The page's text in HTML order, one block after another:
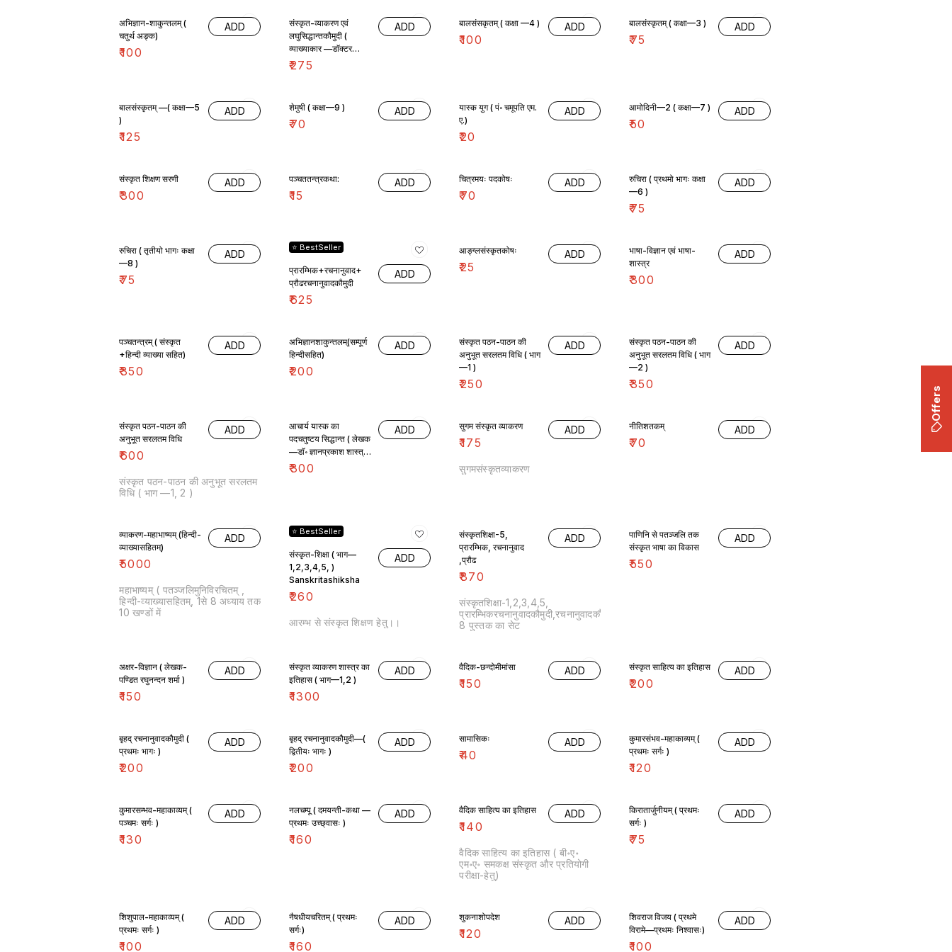
अभिज्ञान-शाकुन्तलम् (
चतुर्थ अङ्क)
₹100
ADD
संस्कृत-व्याकरण एवं
लघुसिद्धान्तकौमुदी (
व्याख्याकार —डाॅक्टर
कपिल देव द्विवेदी
₹275
ADD बालसंसकृतम् ( कक्षा —4 )
₹100
ADD बालसंस्कृतम् ( कक्षा—3 )
₹75
ADD
बालसंस्कृतम् —( कक्षा—5
)
₹125
ADD शेमुषी ( कक्षा—9 )
₹70
ADD
यास्क युग ( पं॰ चमूपति एम.
ए.)
₹20
ADD आमोदिनी—2 ( कक्षा—7 )
₹50
ADD
संस्कृत शिक्षण सरणी
₹300
ADD पञ्चततन्त्रकथा:
₹15
ADD चित्रमयः पदकोषः
₹70
ADD
रुचिरा ( प्रथमो भागः कक्षा
—6 )
₹75
ADD
रुचिरा ( तृतीयो भागः कक्षा
—8 )
₹75
ADD
⭐ BestSeller
प्रारम्भिक+रचनानुवाद+
प्रौढरचनानुवादकौमुदी
₹625
ADD
आङ्ग्लसंस्कृतकोषः
₹25
ADD
भाषा-विज्ञान एवं भाषा-
शास्त्र
₹300
ADD
पञ्चतन्त्रम् ( संस्कृत
+हिन्दी व्याख्या सहित)
₹350
ADD
अभिज्ञानशाकुन्तलम्(सम्पूर्ण
हिन्दीसहित)
₹200
ADD
संस्कृत पठन-पाठन की
अनुभूत सरलतम विधि ( भाग
—1 )
₹250
ADD
संस्कृत पठन-पाठन की
अनुभूत सरलतम विधि ( भाग
—2 )
₹350
ADD
संस्कृत पठन-पाठन की
अनुभूत सरलतम विधि
₹600
ADD
संस्कृत पठन-पाठन की अनुभूत सरलतम
विधि ( भाग —1, 2 )
आचार्य यास्क का
पदचतुष्टय सिद्धान्त ( लेखक
—डाॅ॰ ज्ञानप्रकाश शास्त्री
)
₹300
ADD सुगम संस्कृत व्याकरण
₹175
ADD
सुगमसंस्कृतव्याकरण
नीतिशतकम्
₹70
ADD
व्याकरण-महाभाष्यम् (हिन्दी-
व्याख्यासहितम्)
₹5000
ADD
महाभाष्यम् ( पतञ्जलिमुनिविरचितम् ,
हिन्दी-व्याख्यासहितम्, 1से 8 अध्याय तक
10 खण्डों में
⭐ BestSeller
संस्कृत-शिक्षा ( भाग—
1,2,3,4,5, )
Sanskritashiksha
₹260
ADD
आरम्भ से संस्कृत शिक्षण हेतु।।
संस्कृतशिक्षा-5,
प्रारम्भिक, रचनानुवाद
,प्रौढ
₹870
ADD
संस्कृतशिक्षा-1,2,3,4,5,
प्रारम्भिकरचनानुवादकौमुदी,रचनानुवादकौमुदी,प्रौढरचनानुवादकौमुदी
8 पुस्तक का सेट
पाणिनि से पतञ्जलि तक
संस्कृत भाषा का विकास
₹550
ADD
अक्षर-विज्ञान ( लेखक-
पण्डित रघुनन्दन शर्मा )
₹150
ADD
संस्कृत व्याकरण शास्त्र का
इतिहास ( भाग—1,2 )
₹1300
ADD वैदिक-छन्दोमीमांसा
₹150
ADD संस्कृत साहित्य का इतिहास
₹200
ADD
बृहद् रचनानुवादकौमुदी (
प्रथमः भागः )
₹200
ADD
बृहद् रचनानुवादकौमुदी—(
द्वितीयः भागः )
₹200
ADD सामासिकः
₹40
ADD
कुमारसंभव-महाकाव्यम् (
प्रथमः सर्गः )
₹120
ADD
कुमारसम्भव-महाकाव्यम् (
पञ्चमः सर्गः )
₹130
ADD
नलचम्पू ( दमयन्ती-कथा —
प्रथमः उच्छ्वासः )
₹160
ADD वैदिक साहित्य का इतिहास
₹140
ADD
वैदिक साहित्य का इतिहास ( बी॰ए॰
एम॰ए॰ समकक्ष संस्कृत और प्रतियोगी
परीक्षा-हेतु)
किरातार्जुनीयम् ( प्रथमः
सर्गः )
₹75
ADD
शिशुपाल-महाकाव्यम् (
प्रथमः सर्गः )
₹100
ADD
नैषधीयचरितम् ( प्रथमः
सर्गः)
₹160
ADD शुकनाशोपदेश
₹120
ADD
शिवराज विजय ( प्रथमे
विरामे—प्रथमः निश्वासः)
₹100
ADD
Offers